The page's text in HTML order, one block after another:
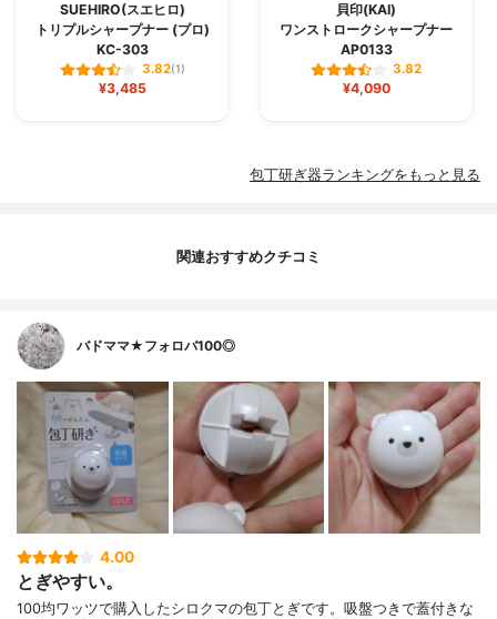
SUEHIRO(スエヒロ)
トリプルシャープナー (プロ)
KC-303
3.82(1)
¥3,485
貝印(KAI)
ワンストロークシャープナー
AP0133
3.82
¥4,090
包丁研ぎ器ランキングをもっと見る
関連おすすめクチコミ
バドママ★フォロバ100◎
4.00
とぎやすい。
100均ワッツで購入したシロクマの包丁とぎです。吸盤つきで蓋付きな